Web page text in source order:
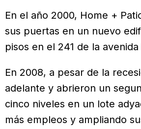
En el año 2000, Home +
sus puertas en un nuevo
pisos en el 241 de la
En 2008, a pesar de la
adelante y abrieron un
cinco niveles en un lote
más empleos y ampliando